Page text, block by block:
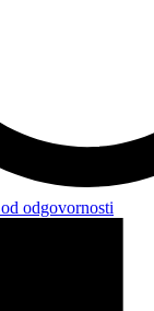
odgovornosti